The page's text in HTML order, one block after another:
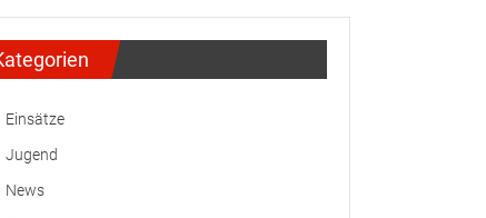
Einsätze
Jugend
News